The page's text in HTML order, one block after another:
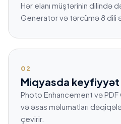
Hər elanı müştərinin dilində
Generator və tərcümə 8 dili
02
Miqyasda keyfiyyət
Photo Enhancement və
və əsas məlumatları
çevirir.